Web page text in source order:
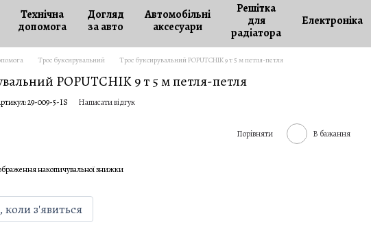
Технічна
допомога
Догляд
за авто
Автомобільні
аксесуари
Решітка
для
радіатора
Електроніка
Трос буксирувальний Трос буксирувальний POPUTCHIK 9 т 5 м петля-петля
POPUTCHIK 9 т 5 м петля-петля
29-009-5-IS Написати відгук
Порівняти В бажання
накопичувальної знижки
з'явиться